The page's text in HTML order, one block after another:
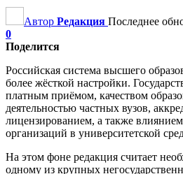
Автор Редакция Последнее
0
Поделится
Российская система высшего
более жёсткой настройки.
платным приёмом, качеством
деятельностью частных вузов,
лицензированием, а также
организаций в университетской
На этом фоне редакция считает
одному из крупных